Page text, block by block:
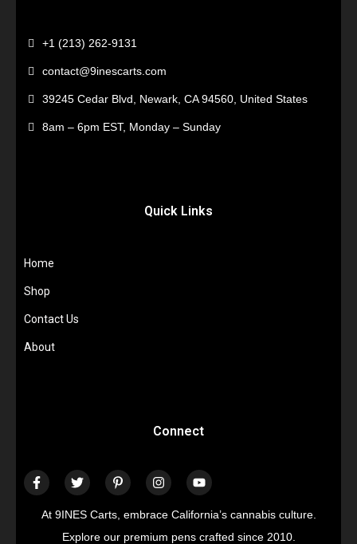
+1 (213) 262-9131
contact@9inescarts.com
39245 Cedar Blvd, Newark, CA 94560, United States
8am – 6pm EST, Monday – Sunday
Quick Links
Home
Shop
Contact Us
About
Connect
At 9INES Carts, embrace California’s cannabis culture.
Explore our premium pens crafted since 2010.